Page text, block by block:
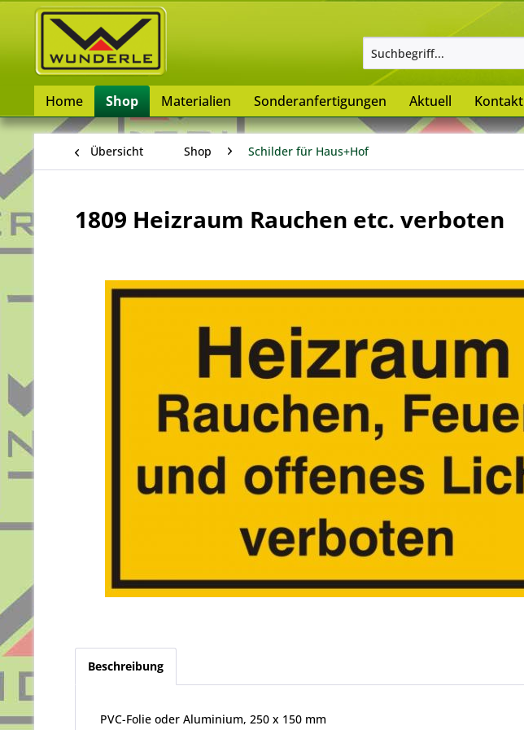
Home Shop Materialien Sonderanfertigungen Aktuell Kontakt
Übersicht Shop Schilder für Haus+Hof
1809 Heizraum Rauchen etc. verboten
Beschreibung
PVC-Folie oder Aluminium, 250 x 150 mm